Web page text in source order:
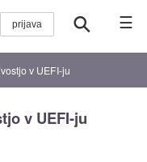
☰
v UEFI-ju
v UEFI-ju